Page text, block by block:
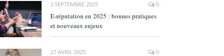
2 SEPTEMBRE 2025 0
E‑réputation en 2025 : bonnes pratiques
et nouveaux enjeux
27 AVRIL 2025 0